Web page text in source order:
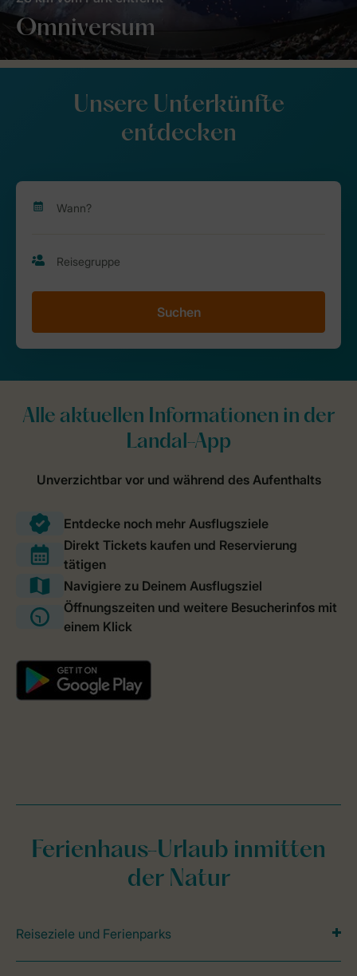
Omniversum
Unsere Unterkünfte
entdecken
Suchen
Ferienhaus-Urlaub inmitten
der Natur
Reiseziele und Ferienparks